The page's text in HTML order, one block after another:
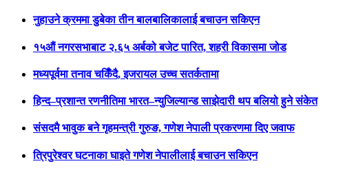
नुहाउने क्रममा डुबेका तीन बालबालिकालाई बचाउन सकिएन
१५औं नगरसभाबाट २.६५ अर्बको बजेट पारित, शहरी विकासमा जोड
मध्यपूर्वमा तनाव चर्किँदै, इजरायल उच्च सतर्कतामा
हिन्द–प्रशान्त रणनीतिमा भारत–न्युजिल्यान्ड साझेदारी थप बलियो हुने संकेत
संसदमै भावुक बने गृहमन्त्री गुरुङ, गणेश नेपाली प्रकरणमा दिए जवाफ
त्रिपुरेश्वर घटनाका घाइते गणेश नेपालीलाई बचाउन सकिएन